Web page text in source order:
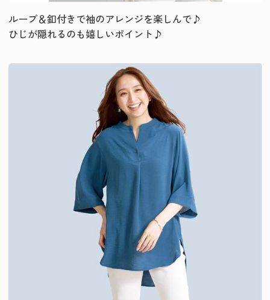
ループ＆釦付きで袖のアレンジを楽しんで♪
ひじが隠れるのも嬉しいポイント♪